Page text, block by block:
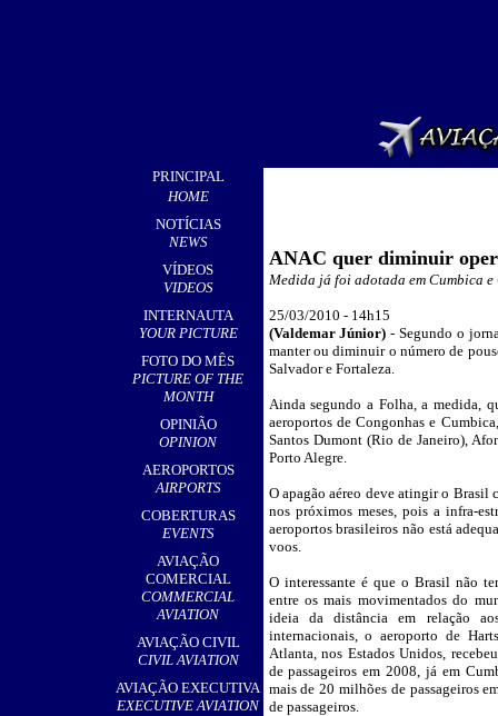
PRINCIPAL
HOME
NOTÍCIAS
NEWS
VÍDEOS
VIDEOS
INTERNAUTA
YOUR PICTURE
FOTO DO MÊS
PICTURE OF THE
MONTH
OPINIÃO
OPINION
AEROPORTOS
AIRPORTS
,
COBERTURAS
EVENTS
AVIAÇÃO
COMERCIAL
COMMERCIAL
AVIATION
AVIAÇÃO CIVIL
CIVIL AVIATION
AVIAÇÃO EXECUTIVA
EXECUTIVE AVIATION
ANAC quer diminuir
Medida já foi adotada em Cumbica
25/03/2010 - 14h15
(Valdemar Júnior)- Segundo o
manter ou diminuir o número de
Salvador e Fortaleza.
Ainda segundo a Folha, a medida,
aeroportos de Congonhas e
Santos Dumont (Rio de Janeiro),
Porto Alegre.
O apagão aéreo deve atingir o Brasil
nos próximos meses, pois a infra-
aeroportos brasileiros não está
voos.
O interessante é que o Brasil não
entre os mais movimentados do
ideia da distância em relação
internacionais, o aeroporto de
Atlanta, nos Estados Unidos,
de passageiros em 2008, já em
mais de 20 milhões de passageiros
de passageiros.